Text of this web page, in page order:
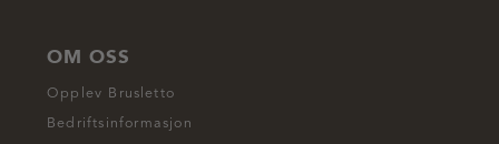
OM OSS
Opplev Brusletto
Bedriftsinformasjon